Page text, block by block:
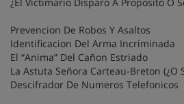
Prevencion De Robos Y Asaltos
Identificacion Del Arma Incriminada
El “Anima” Del Cañon Estriado
La Astuta Señora Carteau-Breton (¿O
Descifrador De Numeros Telefonicos